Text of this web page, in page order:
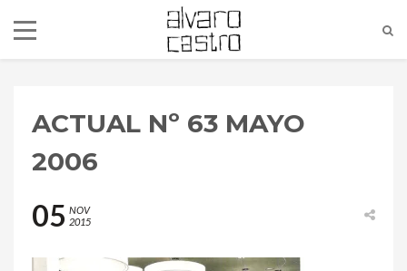
ACTUAL Nº 63 MAYO
2006
05 NOV
2015